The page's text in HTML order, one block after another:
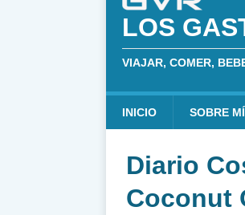
LOS
VIAJAR, COMER,
INICIO SOBRE MÍ
Diario
Coconut